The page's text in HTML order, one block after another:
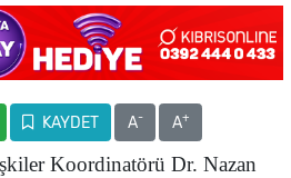
KAYDET A- A+
Koordinatörü Dr. Nazan